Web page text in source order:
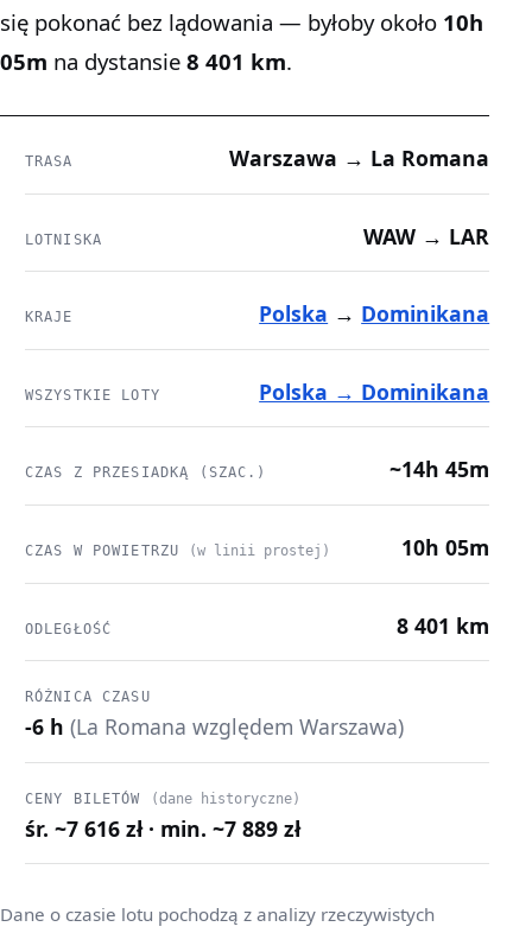
się pokonać bez lądowania — byłoby około 10h
05m na dystansie 8 401 km.
TRASA Warszawa → La Romana
LOTNISKA WAW → LAR
KRAJE Polska → Dominikana
WSZYSTKIE LOTY Polska → Dominikana
CZAS Z PRZESIADKĄ (SZAC.) ~14h 45m
CZAS W POWIETRZU (w linii prostej) 10h 05m
ODLEGŁOŚĆ 8 401 km
RÓŻNICA CZASU
-6 h (La Romana względem Warszawa)
CENY BILETÓW (dane historyczne)
śr. ~7 616 zł · min. ~7 889 zł
Dane o czasie lotu pochodzą z analizy rzeczywistych